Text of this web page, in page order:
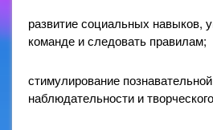
развитие социальных навыков,
команде и следовать правилам;
стимулирование
наблюдательности и